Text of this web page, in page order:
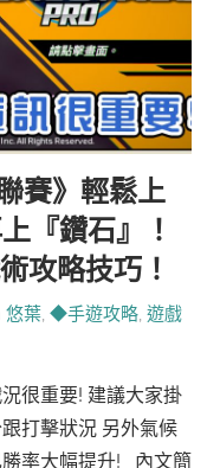
賽》輕鬆上
『鑽石』！
攻略技巧！
悠葉, ◆手遊攻略, 遊戲
很重要! 建議大家掛
打擊狀況 另外氣候
率大幅提升! 內文簡